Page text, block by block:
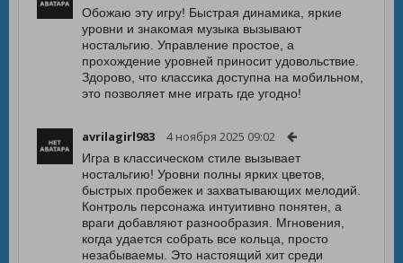
Обожаю эту игру! Быстрая динамика, яркие
уровни и знакомая музыка вызывают
ностальгию. Управление простое, а
прохождение уровней приносит удовольствие.
Здорово, что классика доступна на мобильном,
это позволяет мне играть где угодно!
avrilagirl983 4 ноября 2025 09:02
Игра в классическом стиле вызывает
ностальгию! Уровни полны ярких цветов,
быстрых пробежек и захватывающих мелодий.
Контроль персонажа интуитивно понятен, а
враги добавляют разнообразия. Мгновения,
когда удается собрать все кольца, просто
незабываемы. Это настоящий хит среди